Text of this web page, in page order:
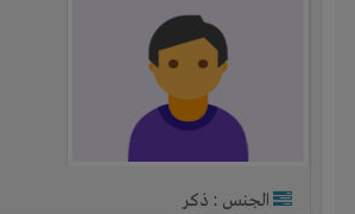
الجنس : ذكر